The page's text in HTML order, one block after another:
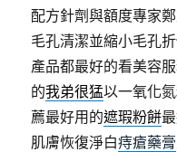
配方針劑與額度專家
毛孔清潔並縮小毛孔
產品都最好的看美容
的我弟很猛以一氧化
薦最好用的遮瑕粉餅
肌膚恢復淨白痔瘡藥膏